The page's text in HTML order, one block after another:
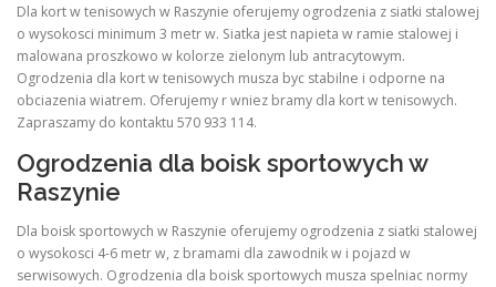
Dla kort w tenisowych w Raszynie oferujemy ogrodzenia z siatki stalowej
o wysokosci minimum 3 metr w. Siatka jest napieta w ramie stalowej i
malowana proszkowo w kolorze zielonym lub antracytowym.
Ogrodzenia dla kort w tenisowych musza byc stabilne i odporne na
obciazenia wiatrem. Oferujemy r wniez bramy dla kort w tenisowych.
Zapraszamy do kontaktu 570 933 114.
Ogrodzenia dla boisk sportowych w
Raszynie
Dla boisk sportowych w Raszynie oferujemy ogrodzenia z siatki stalowej
o wysokosci 4-6 metr w, z bramami dla zawodnik w i pojazd w
serwisowych. Ogrodzenia dla boisk sportowych musza spelniac normy